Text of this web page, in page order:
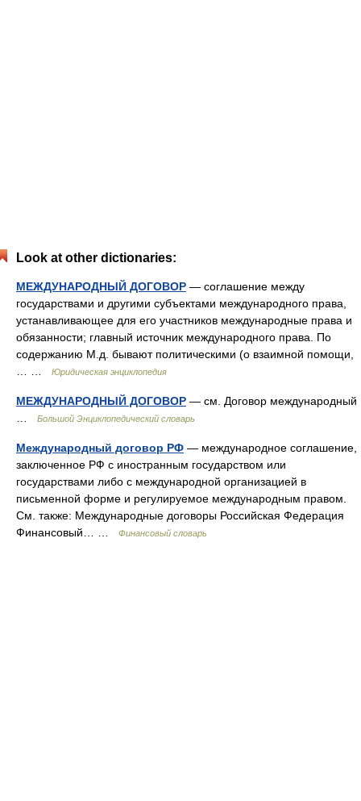
Look at other dictionaries:
МЕЖДУНАРОДНЫЙ ДОГОВОР — соглашение между
государствами и другими субъектами международного права,
устанавливающее для его участников международные права и
обязанности; главный источник международного права. По
содержанию М.д. бывают политическими (о взаимной помощи,
Юридическая энциклопедия
МЕЖДУНАРОДНЫЙ ДОГОВОР — см. Договор международный
Большой Энциклопедический словарь
Международный договор РФ — международное соглашение,
заключенное РФ с иностранным государством или
государствами либо с международной организацией в
письменной форме и регулируемое международным правом.
См. также: Международные договоры Российская Федерация
Финансовый… …
Финансовый словарь